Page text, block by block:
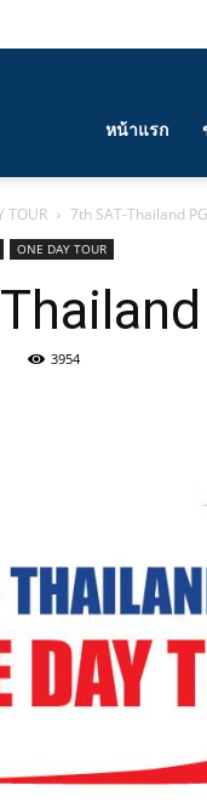
หน้าแรก
TOUR 7th SAT-Thailand
ONE DAY TOUR
3954